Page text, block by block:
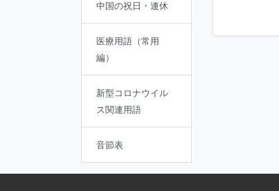
中国の祝日・連休
医療用語（常用
編）
新型コロナウイル
ス関連用語
音節表